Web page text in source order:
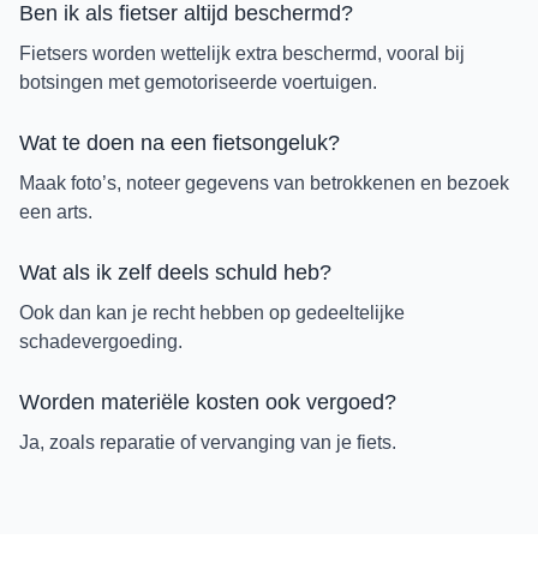
Ben ik als fietser altijd beschermd?
Fietsers worden wettelijk extra beschermd, vooral bij
botsingen met gemotoriseerde voertuigen.
Wat te doen na een fietsongeluk?
Maak foto’s, noteer gegevens van betrokkenen en bezoek
een arts.
Wat als ik zelf deels schuld heb?
Ook dan kan je recht hebben op gedeeltelijke
schadevergoeding.
Worden materiële kosten ook vergoed?
Ja, zoals reparatie of vervanging van je fiets.